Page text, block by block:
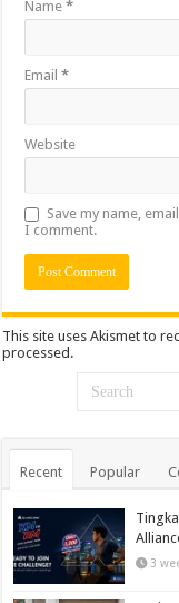
Name *
Email *
Website
Save my name,
I comment.
This site uses Akismet to
processed.
Recent Popular
3